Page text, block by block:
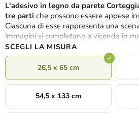
L'adesivo in legno da parete
tre parti che possono essere appese
Ciascuna di esse rappresenta una
immagini si completano a vicenda in
SCEGLI LA MISURA
26,5 x 65 cm
54,5 x 133 cm